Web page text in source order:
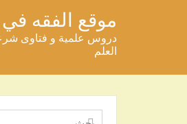
موقع الفقه في
دروس علمية و فتاوى
العلم
البحث